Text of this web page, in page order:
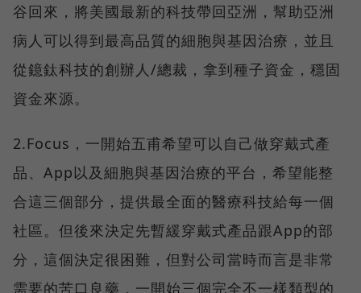
谷回來，將美國最新的科技帶回亞洲，幫助亞洲
病人可以得到最高品質的細胞與基因治療，並且
從鐿鈦科技的創辦人/總裁，拿到種子資金，穩固
資金來源。
2.Focus，一開始五甫希望可以自己做穿戴式產
品、App以及細胞與基因治療的平台，希望能整
合這三個部分，提供最全面的醫療科技給每一個
社區。但後來決定先暫緩穿戴式產品跟App的部
分，這個決定很困難，但對公司當時而言是非常
需要的苦口良藥，一開始三個完全不一樣類型的